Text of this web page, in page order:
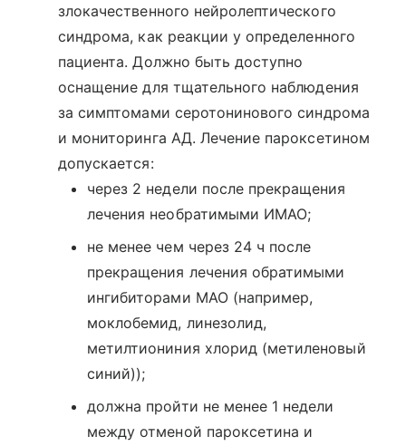
злокачественного нейролептического
синдрома, как реакции у определенного
пациента. Должно быть доступно
оснащение для тщательного наблюдения
за симптомами серотонинового синдрома
и мониторинга АД. Лечение пароксетином
допускается:
через 2 недели после прекращения
лечения необратимыми ИМАО;
не менее чем через 24 ч после
прекращения лечения обратимыми
ингибиторами МАО (например,
моклобемид, линезолид,
метилтиониния хлорид (метиленовый
синий));
должна пройти не менее 1 недели
между отменой пароксетина и